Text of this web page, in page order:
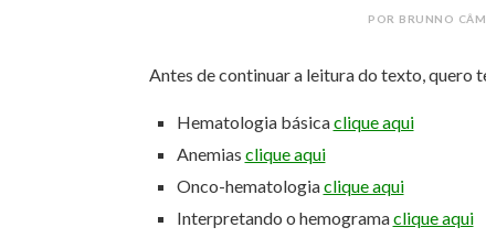
POR BRUNNO
Antes de continuar a leitura do texto, quero
Hematologia básicaclique aqui
Anemias clique aqui
Onco-hematologiaclique aqui
Interpretando o hemogramaclique aqui